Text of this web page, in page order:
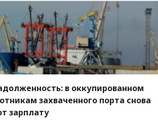
в оккупированном
захваченного порта снова
зарплату